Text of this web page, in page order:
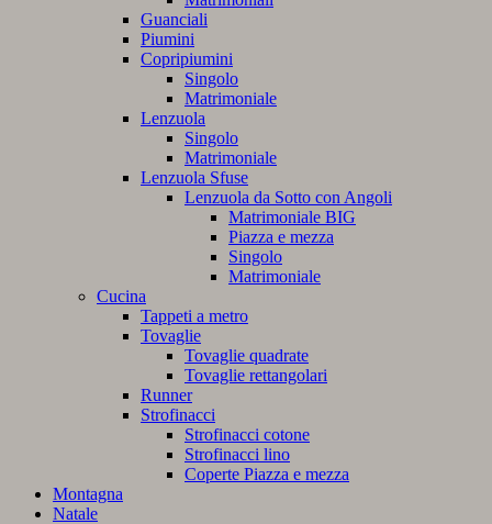
Guanciali
Piumini
Copripiumini
Singolo
Matrimoniale
Lenzuola
Singolo
Matrimoniale
Lenzuola Sfuse
Lenzuola da Sotto con Angoli
Matrimoniale BIG
Piazza e mezza
Singolo
Matrimoniale
Cucina
Tappeti a metro
Tovaglie
Tovaglie quadrate
Tovaglie rettangolari
Runner
Strofinacci
Strofinacci cotone
Strofinacci lino
Coperte Piazza e mezza
Montagna
Natale